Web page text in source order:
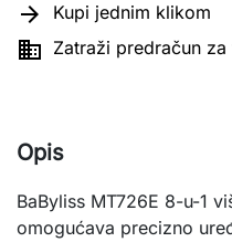
 Kupi jednim klikom
 Zatraži predračun
Opis
BaByliss MT726E 8-u-1
omogućava precizno